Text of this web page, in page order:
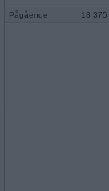
Pågående 18 375